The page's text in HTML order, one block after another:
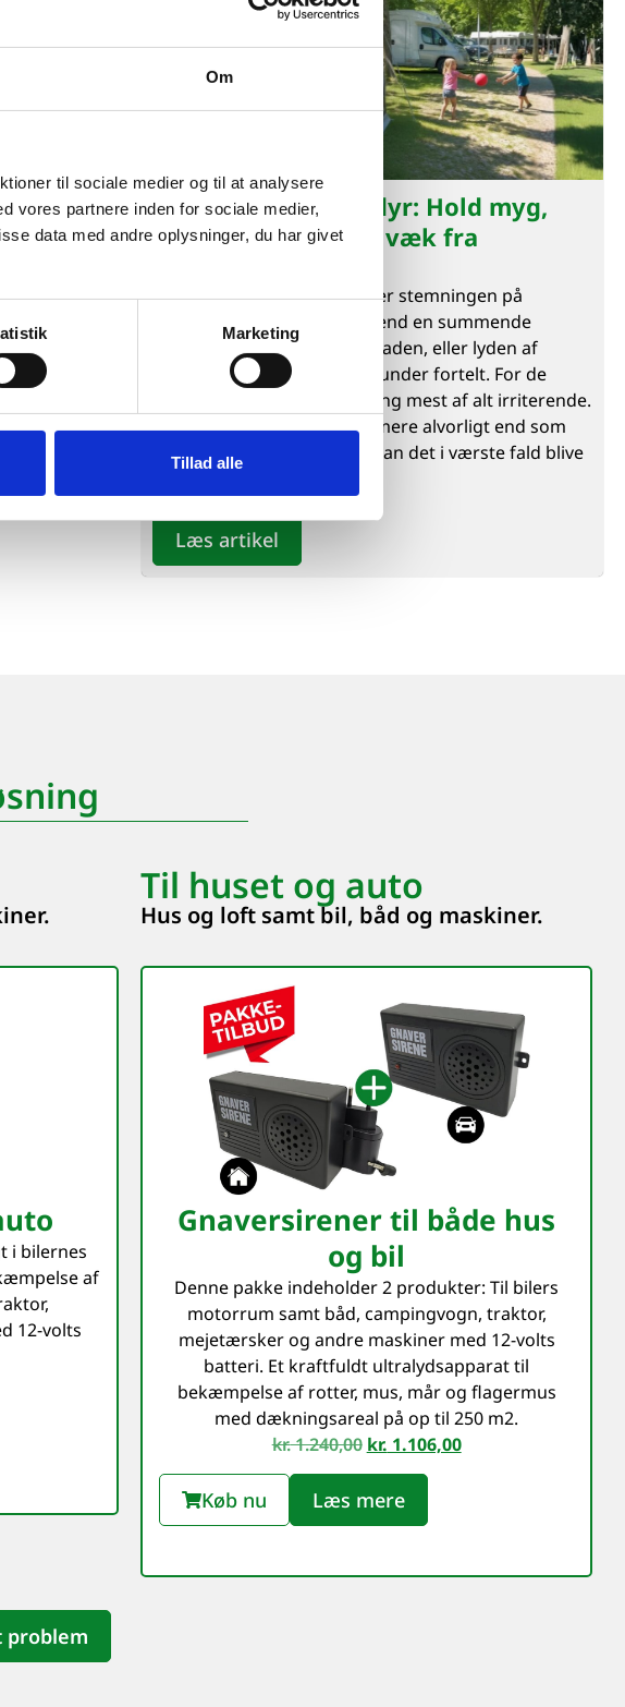
Om
til sociale medier og til at analysere
vores partnere inden for sociale medier,
data med andre oplysninger, du har givet
Marketing
Tillad alle
Camping og skadedyr: Hold myg,
hvepse og gnavere væk fra
Der er få ting, der ødelægger stemningen på
campingpladsen hurtigere end en summende
hvepsesværm over aftensmaden, eller lyden af
noget, der gnaver i mørket under fortelt. For de
fleste er skadedyr på camping mest af alt irriterende.
Men for nogle er det langt mere alvorligt end som
så, og for campingvognen kan det i værste fald blive
Læs artikel
i bilernes
af
12-volts
Til huset og auto
Hus og loft samt bil, båd og maskiner.
Gnaversirener til både hus
og bil
Denne pakke indeholder 2 produkter: Til bilers
motorrum samt båd, campingvogn, traktor,
mejetærsker og andre maskiner med 12-volts
batteri. Et kraftfuldt ultralydsapparat til
bekæmpelse af rotter, mus, mår og flagermus
med dækningsareal på op til 250 m2.
kr.1.240,00 kr. 1.106,00
Køb nu Læs mere
problem